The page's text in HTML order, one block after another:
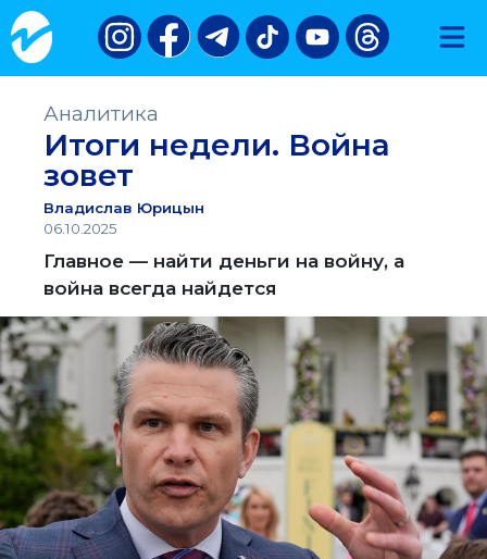
Аналитика
Итоги недели. Война
зовет
Владислав Юрицын
06.10.2025
Главное — найти деньги на войну, а
война всегда найдется